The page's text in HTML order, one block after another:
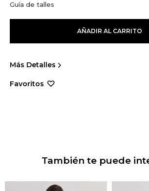
Guía de talles
AÑADIR AL CARRITO
Más Detalles
También te puede